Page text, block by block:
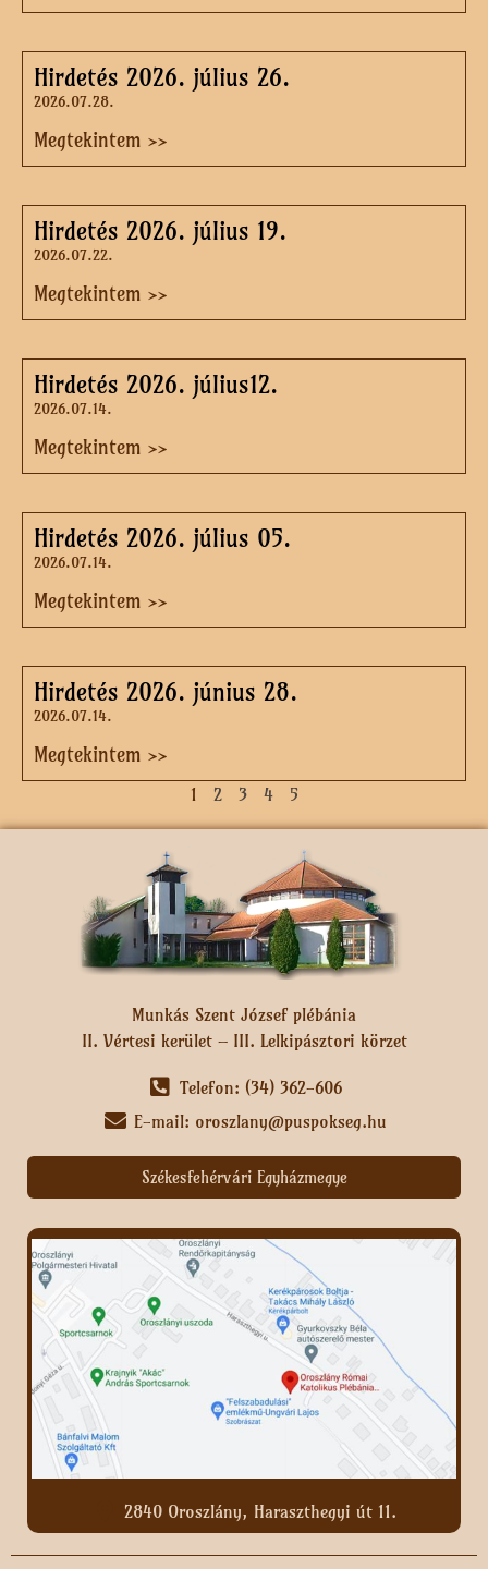
Hirdetés 2026. július 26.
2026.07.28.
Megtekintem >>
Hirdetés 2026. július 19.
2026.07.22.
Megtekintem >>
Hirdetés 2026. július12.
2026.07.14.
Megtekintem >>
Hirdetés 2026. július 05.
2026.07.14.
Megtekintem >>
Hirdetés 2026. június 28.
2026.07.14.
Megtekintem >>
1 2 3 4 5
Munkás Szent József plébánia
II. Vértesi kerület – III. Lelkipásztori körzet
Telefon: (34) 362-606
E-mail: oroszlany@puspokseg.hu
Székesfehérvári Egyházmegye
2840 Oroszlány, Haraszthegyi út 11.